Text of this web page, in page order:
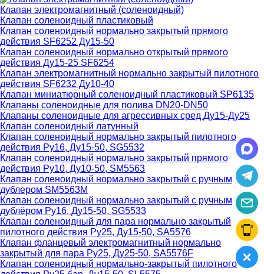
Клапан электромагнитный (соленоидный)
Клапан соленоидный пластиковый
Клапан соленоидный нормально закрытый прямого
действия SF6252 Ду15-50
Клапан соленоидный нормально открытый прямого
действия Ду15-25 SF6254
Клапан электромагнитный нормально закрытый пилотного
действия SF6232 Ду10-40
Клапан миниатюрный соленоидный пластиковый SP6135
Клапаны соленоидные для полива DN20-DN50
Клапаны соленоидные для агрессивных сред Ду15-Ду25
Клапан соленоидный латунный
Клапан соленоидный нормально закрытый пилотного
действия Ру16, Ду15-50, SG5532
Клапан соленоидный нормально закрытый прямого
действия Ру10, Ду10-50, SM5563
Клапан соленоидный нормально закрытый с ручным
дублером SM5563M
Клапан соленоидный нормально закрытый с ручным
дублёром Ру16, Ду15-50, SG5533
Клапан соленоидный для пара нормально закрытый
пилотного действия Ру25, Ду15-50, SA5576
Клапан фланцевый электромагнитный нормально
закрытый для пара Ру25, Ду25-50, SA5576F
Клапан соленоидный нормально-закрытый пилотного